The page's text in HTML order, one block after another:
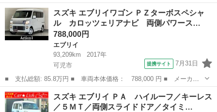
ー名： スズキ ■ 車種名： エブリイ ■ グレード名： ＪＯＩＮ
ターボ ６型 オーディオレス フロアマット 新車保証 認定中古
車 セー...
岐阜 岐阜市 エブリイ
スズキ エブリイワゴン ＰＺターボスペシャ
ル カロッツェリアナビ 両側パワース…
788,000円
エブリイ
93,209km
2017年
可児市
提携サイト 7月31日
■ 支払総額: 85.8万円 ■ 車両本体価格： 788,000 円 ■ メーカー
名： スズキ ■ 車種名： エブリイワゴン ■ グレード名： ＰＺ
ターボスペシャル カロッツェリアナビ 両側パワースライドドア
オートサイド...
岐阜 可児市 エブリイ
スズキ エブリイ ＰＡ ハイルーフ／キーレス
／５ＭＴ／両側スライドドア／タイミ…